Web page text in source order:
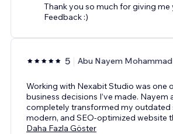
Thank you so much for giving me
Feedback :)
5 Abu Nayem Mohammad
Working with Nexabit Studio was one
business decisions I’ve made. Nayem
completely transformed my outdated
modern, and SEO-optimized website
Daha Fazla Göster